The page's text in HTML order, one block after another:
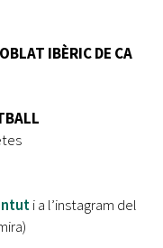
IBÈRIC DE CA
i a l’instagram del